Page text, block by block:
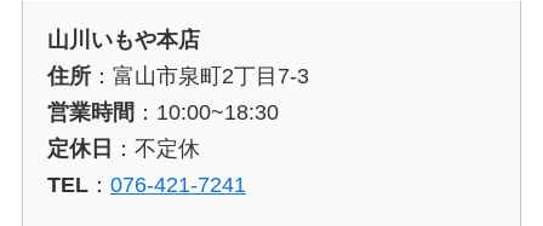
山川いもや本店
住所：富山市泉町2丁目7-3
営業時間 ：10:00~18:30
定休日 ：不定休
TEL： 076-421-7241